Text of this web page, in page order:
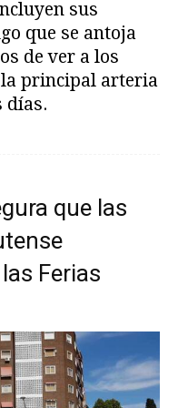
sus
que se antoja
de ver a los
principal arteria
días.
que las
Ferias